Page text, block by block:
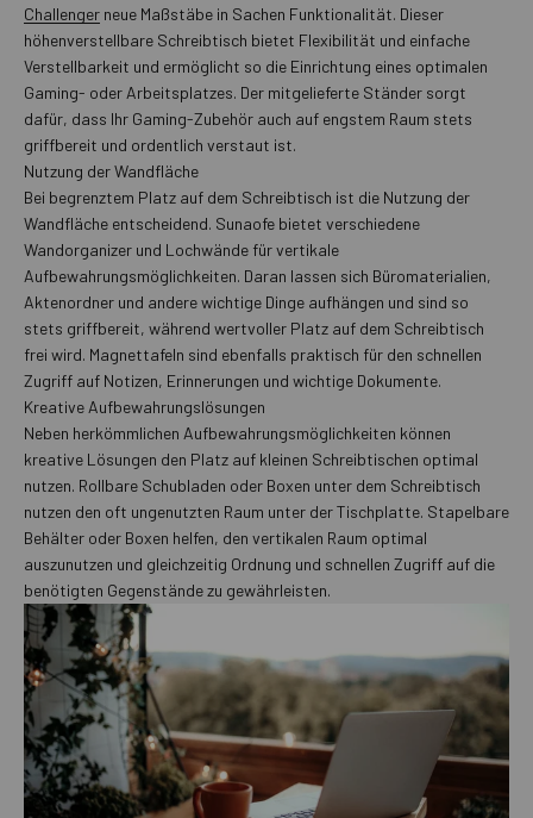
Challenger neue Maßstäbe in Sachen Funktionalität. Dieser
höhenverstellbare Schreibtisch bietet Flexibilität und einfache
Verstellbarkeit und ermöglicht so die Einrichtung eines optimalen
Gaming- oder Arbeitsplatzes. Der mitgelieferte Ständer sorgt
dafür, dass Ihr Gaming-Zubehör auch auf engstem Raum stets
griffbereit und ordentlich verstaut ist.
Nutzung der Wandfläche
Bei begrenztem Platz auf dem Schreibtisch ist die Nutzung der
Wandfläche entscheidend. Sunaofe bietet verschiedene
Wandorganizer und Lochwände für vertikale
Aufbewahrungsmöglichkeiten. Daran lassen sich Büromaterialien,
Aktenordner und andere wichtige Dinge aufhängen und sind so
stets griffbereit, während wertvoller Platz auf dem Schreibtisch
frei wird. Magnettafeln sind ebenfalls praktisch für den schnellen
Zugriff auf Notizen, Erinnerungen und wichtige Dokumente.
Kreative Aufbewahrungslösungen
Neben herkömmlichen Aufbewahrungsmöglichkeiten können
kreative Lösungen den Platz auf kleinen Schreibtischen optimal
nutzen. Rollbare Schubladen oder Boxen unter dem Schreibtisch
nutzen den oft ungenutzten Raum unter der Tischplatte. Stapelbare
Behälter oder Boxen helfen, den vertikalen Raum optimal
auszunutzen und gleichzeitig Ordnung und schnellen Zugriff auf die
benötigten Gegenstände zu gewährleisten.